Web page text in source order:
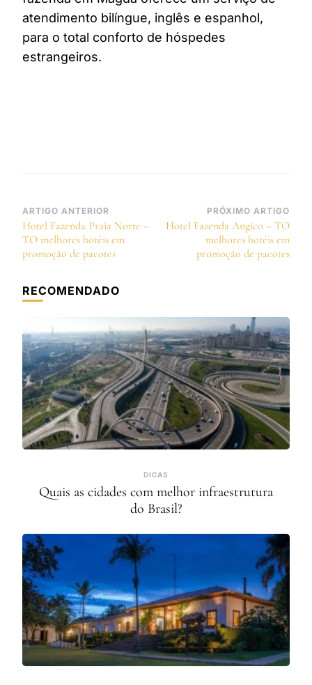
atendimento bilíngue, inglês e espanhol,
para o total conforto de hóspedes
estrangeiros.
Navegação
de
post
ARTIGO ANTERIOR
Hotel Fazenda Praia Norte –
TO melhores hotéis em
promoção de pacotes
PRÓXIMO ARTIGO
Hotel Fazenda Angico – TO
melhores hotéis em
promoção de pacotes
RECOMENDADO
DICAS
Quais as cidades com melhor infraestrutura
do Brasil?